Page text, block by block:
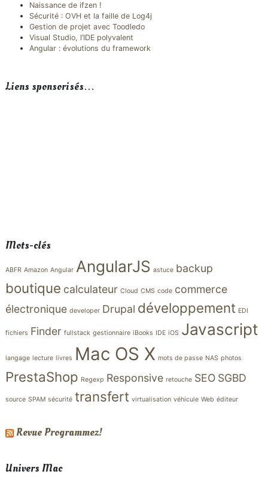
Naissance de ifzen !
Sécurité : OVH et la faille de Log4j
Gestion de projet avec Toodledo
Visual Studio, l’IDE polyvalent
Angular : évolutions du framework
Liens sponsorisés…
Mots-clés
ABFR Amazon Angular AngularJS astuce backup
boutique calculateur Cloud CMS code commerce
électronique developer Drupal développement EDI
fichiers Finder fullstack gestionnaire iBooks IDE iOS Javascript
langage lecture livres Mac OS X mots de passe NAS photos
PrestaShop Regexp Responsive retouche SEO SGBD
source SPAM sécurité transfert virtualisation véhicule Web éditeur
Revue Programmez!
Univers Mac